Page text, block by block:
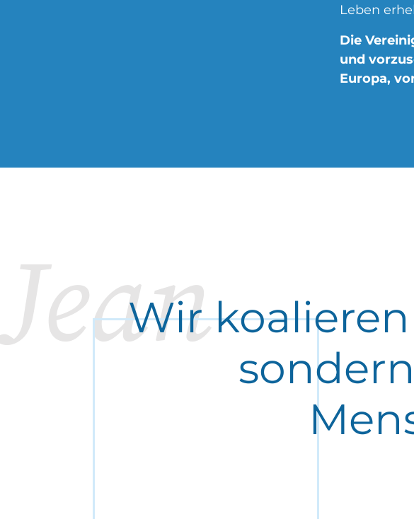
Leben
Die
und
Europa,
Wir
Jean